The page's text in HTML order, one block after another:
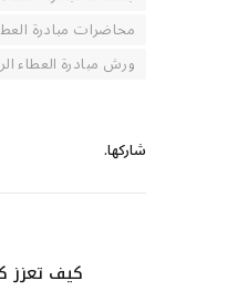
محاضرات مبادرة
ورش مبادرة العطاء
شاركها.
كيف تعزز